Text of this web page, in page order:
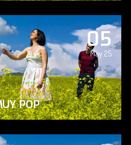
05
May 25
POP